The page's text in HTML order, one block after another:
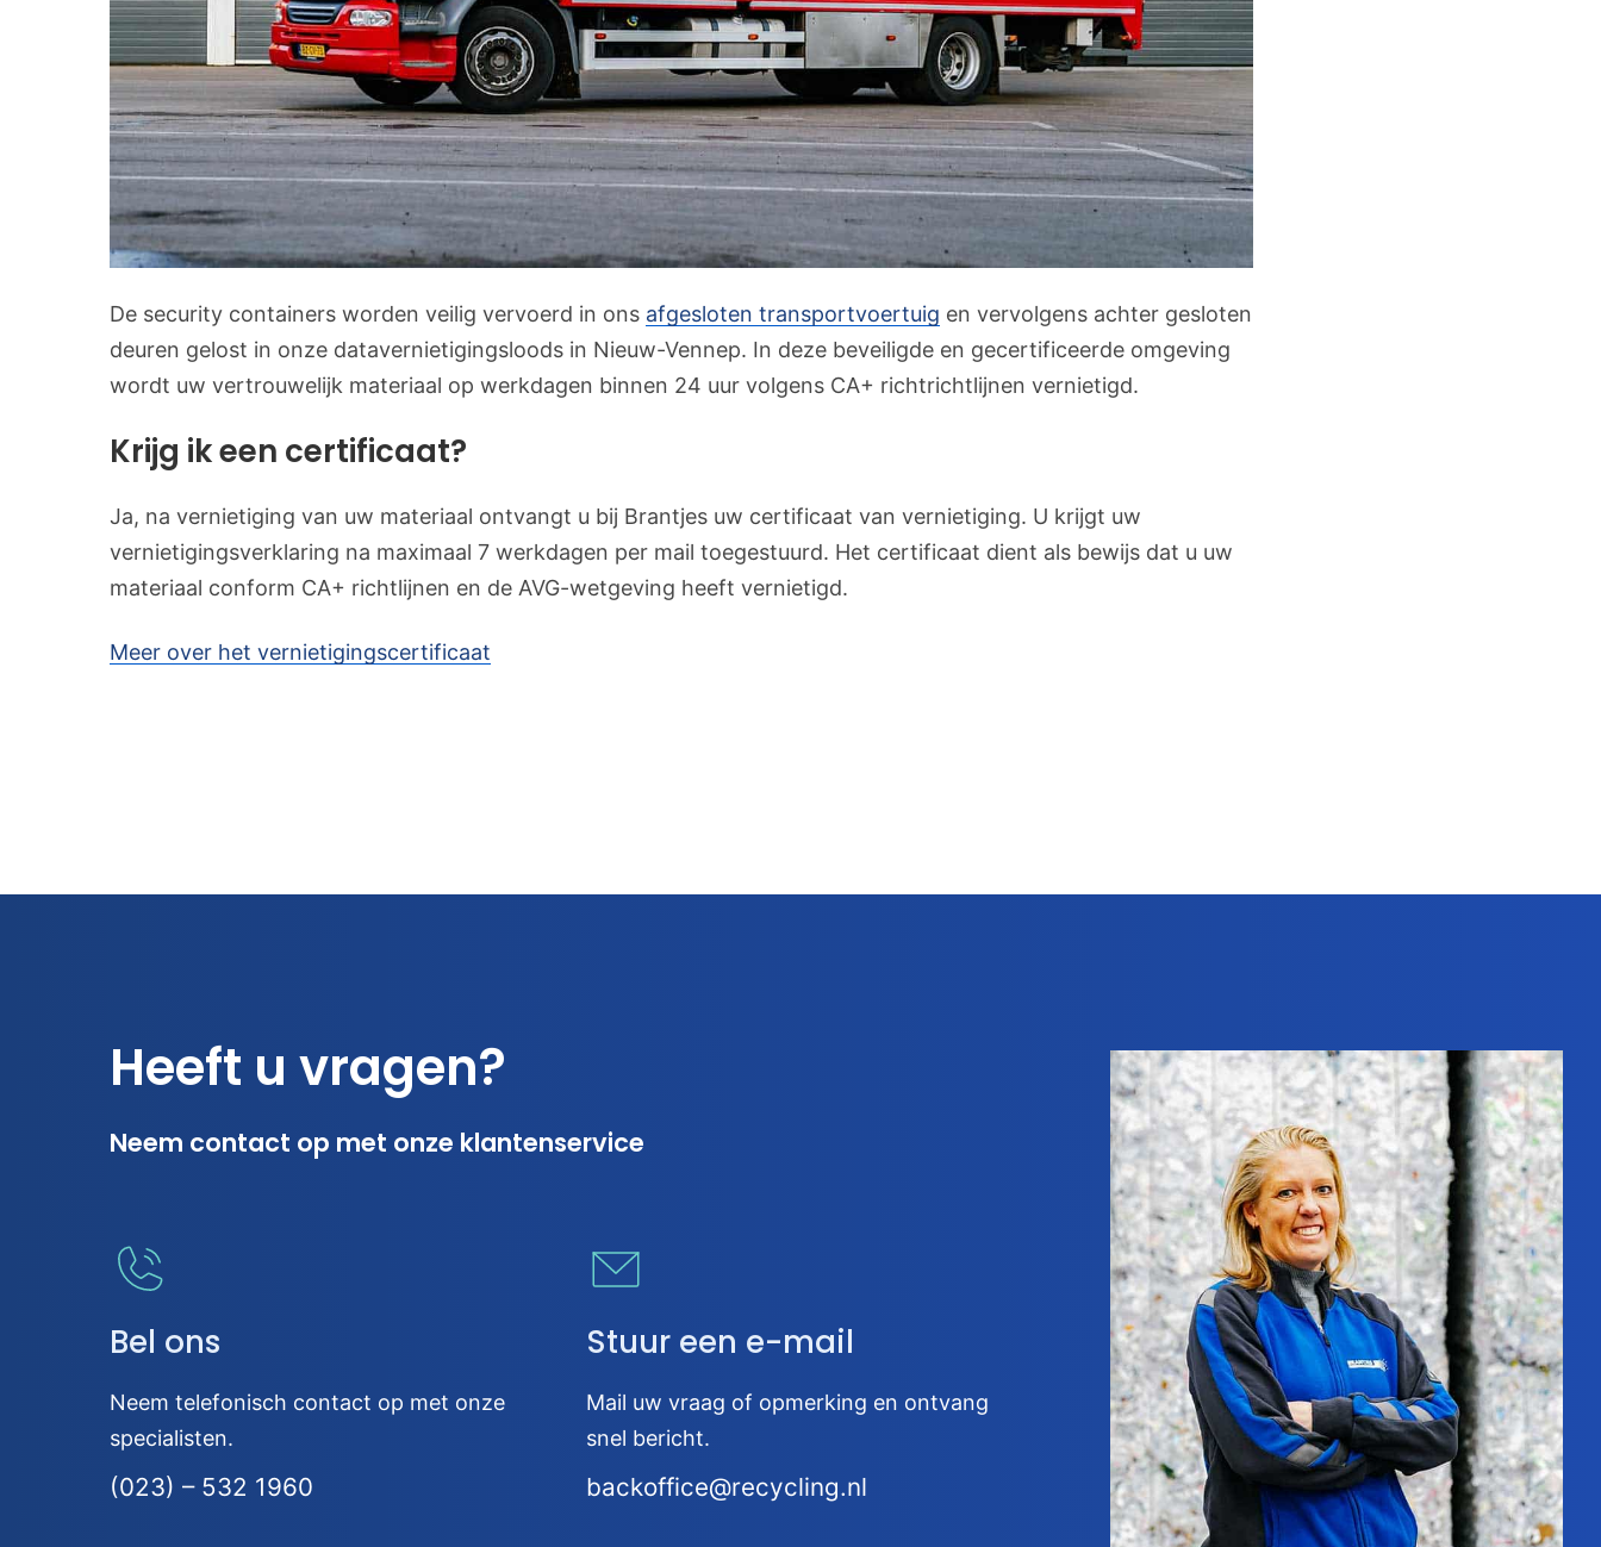
De security containers worden veilig vervoerd in ons afgesloten transportvoertuig en vervolgens achter gesloten
deuren gelost in onze datavernietigingsloods in Nieuw-Vennep. In deze beveiligde en gecertificeerde omgeving
wordt uw vertrouwelijk materiaal op werkdagen binnen 24 uur volgens CA+ richtrichtlijnen vernietigd.
Krijg ik een certificaat?
Ja, na vernietiging van uw materiaal ontvangt u bij Brantjes uw certificaat van vernietiging. U krijgt uw
vernietigingsverklaring na maximaal 7 werkdagen per mail toegestuurd. Het certificaat dient als bewijs dat u uw
materiaal conform CA+ richtlijnen en de AVG-wetgeving heeft vernietigd.
Meer over het vernietigingscertificaat
Heeft u vragen?
Neem contact op met onze klantenservice
Bel ons
Neem telefonisch contact op met onze
specialisten.
(023) – 532 1960
Stuur een e-mail
Mail uw vraag of opmerking en ontvang
snel bericht.
backoffice@recycling.nl